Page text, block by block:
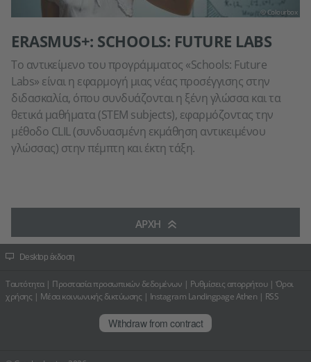
© Colourbox
ERASMUS+: SCHOOLS: FUTURE LABS
Το αντικείμενο του προγράμματος «Schools: Future
Labs» είναι η εφαρμογή μιας νέας προσέγγισης στην
διδασκαλία, όπου συνδυάζονται η ξένη γλώσσα και τα
θετικά μαθήματα (STEM subjects), εφαρμόζοντας την
μέθοδο CLIL (συνδυασμένη εκμάθηση αντικειμένου
γλώσσας) στην πέμπτη και έκτη τάξη.
ΑΡΧΉ
Desktop έκδοση
Ταυτότητα| Προστασία προσωπικών δεδομένων | Ρυθμίσεις απορρήτου| Όροι
χρήσης | Μέσα κοινωνικής δικτύωσης | Instagram Landingpage Athen | RSS
Withdraw from contract